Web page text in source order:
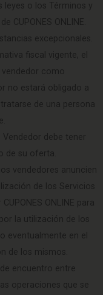
leyes o los Términos y
CUPONES ONLINE.
excepcionales.
fiscal vigente, el
como
no estará obligado a
de una persona
Vendedor debe tener
de su oferta.
vendedores anuncien
de los Servicios
ONLINE para
la utilización de los
eventualmente en el
de los mismos.
de encuentro entre
operaciones que se